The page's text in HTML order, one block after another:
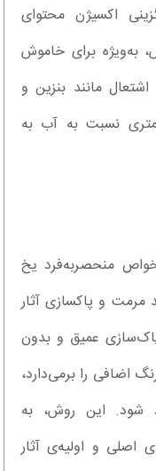
اکسیژن محتوای
به‌ویژه برای خاموش
مانند بنزین و
نسبت به آب به
منحصربه‌فرد یخ
و پاکسازی آثار
عمیق و بدون
اضافی را برمی‌دارد،
شود. این روش، به
اصلی و اولیه‌ی آثار